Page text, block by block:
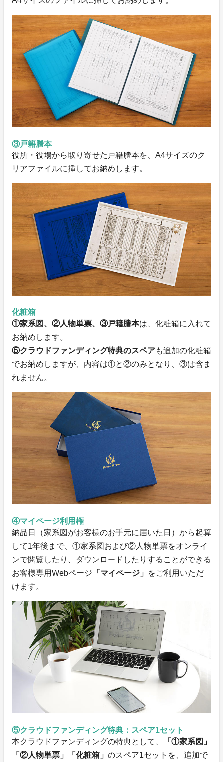
③戸籍謄本
役所・役場から取り寄せた戸籍謄本を、A4サイズのク
リアファイルに挿してお納めします。
化粧箱
①家系図、②人物単票、③戸籍謄本は、化粧箱に入れて
お納めします。
⑤クラウドファンディング特典のスペアも追加の化粧箱
でお納めしますが、内容は①と②のみとなり、③は含ま
れません。
④マイページ利用権
納品日（家系図がお客様のお手元に届いた日）から起算
して1年後まで​、①家系図および②人物単票をオンライ
ンで閲覧したり、ダウンロードしたりすることができる
お客様専用Webページ 「マイページ」 をご利用いただ
けます。
⑤クラウドファンディング特典：スペア1セット
本クラウドファンディングの特典として、
「①家系図」
「②人物単票」「化粧箱」 のスペア1セットを、追加で